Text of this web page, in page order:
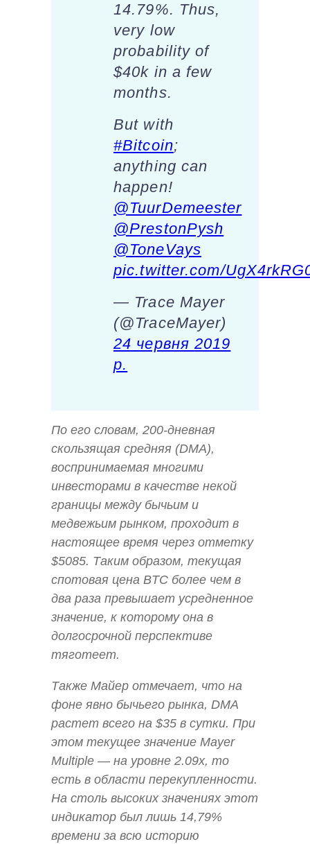
14.79%. Thus,
very low
probability of
$40k in a few
months.
But with
#Bitcoin;
anything can
happen!
@TuurDemeester
@PrestonPysh
@ToneVays
pic.twitter.com/
— Trace Mayer
(@TraceMayer)
24 червня 2019
р.
По его словам, 200-дневная
скользящая средняя (DMA),
воспринимаемая многими
инвесторами в качестве некой
границы между бычьим и
медвежьим рынком, проходит в
настоящее время через отметку
$5085. Таким образом, текущая
спотовая цена BTC более чем в
два раза превышает усредненное
значение, к которому она в
долгосрочной перспективе
тяготеет.
Также Майер отмечает, что на
фоне явно бычьего рынка, DMA
растет всего на $35 в сутки. При
этом текущее значение Mayer
Multiple — на уровне 2.09x, то
есть в области перекупленности.
На столь высоких значениях этот
индикатор был лишь 14,79%
времени за всю историю